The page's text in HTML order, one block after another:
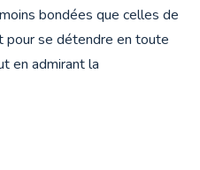
bondées que celles de
pour se détendre en toute
en admirant la